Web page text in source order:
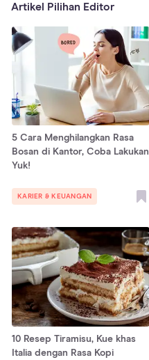
Artikel Pilihan Editor
5 Cara Menghilangkan Rasa
Bosan di Kantor, Coba Lakukan
Yuk!
KARIER & KEUANGAN
10 Resep Tiramisu, Kue khas
Italia dengan Rasa Kopi